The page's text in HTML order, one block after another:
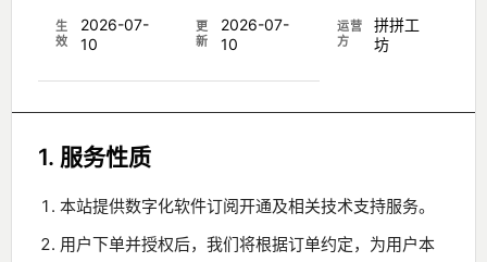
生
效
2026-07-
10
更
新
2026-07-
10
运营
方
拼拼工
坊
1. 服务性质
本站提供数字化软件订阅开通及相关技术支持服务。
用户下单并授权后，我们将根据订单约定，为用户本